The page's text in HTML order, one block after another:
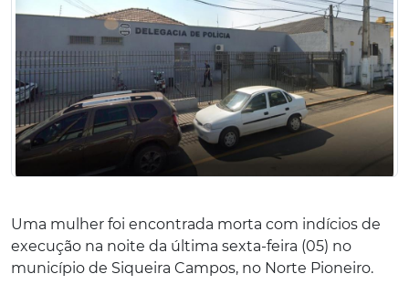
Uma mulher foi encontrada morta com indícios de
execução na noite da última sexta-feira (05) no
município de Siqueira Campos, no Norte Pioneiro.